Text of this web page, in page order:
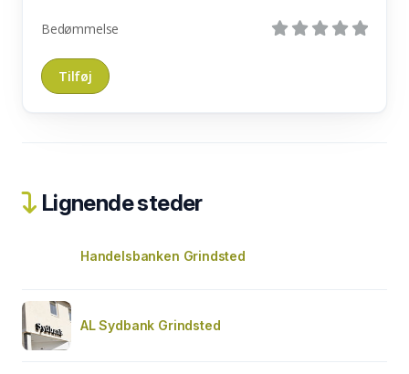
Bedømmelse
Lignende steder
Handelsbanken Grindsted
AL Sydbank Grindsted